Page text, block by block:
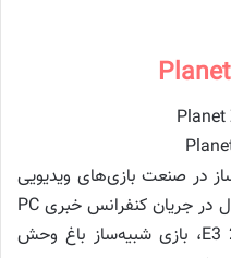
در صنعت بازی‌های ویدیویی
بیش از پیش به چشم می‌خورند. حال در جریان کنفرانس خبری PC
GamingShow در نمایشگاه E3 2019، بازی شبیه‌ساز باغ وحش